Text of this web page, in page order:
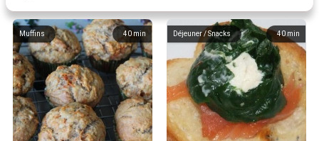
40 min
Muffins 40 min
Déjeuner / Snacks